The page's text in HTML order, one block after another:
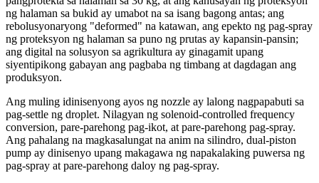
ng halaman sa bukid ay umabot na sa isang bagong antas; ang
rebolusyonaryong "deformed" na katawan, ang epekto ng pag-spray
ng proteksyon ng halaman sa puno ng prutas ay kapansin-pansin;
ang digital na solusyon sa agrikultura ay ginagamit upang
siyentipikong gabayan ang pagbaba ng timbang at dagdagan ang
produksyon.
Ang muling idinisenyong ayos ng nozzle ay lalong nagpapabuti sa
pag-settle ng droplet. Nilagyan ng solenoid-controlled frequency
conversion, pare-parehong pag-ikot, at pare-parehong pag-spray.
Ang pahalang na magkasalungat na anim na silindro, dual-piston
pump ay dinisenyo upang makagawa ng napakalaking puwersa ng
pag-spray at pare-parehong daloy ng pag-spray.